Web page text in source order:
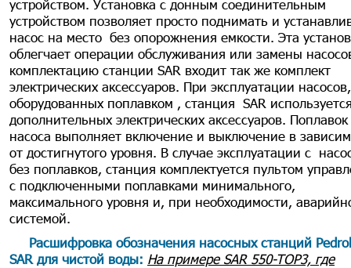
устройством. Установка с донным соединительным
устройством позволяет просто поднимать и
насос на место без опорожнения емкости. Эта
облегчает операции обслуживания или замены
комплектацию станции SAR входит так же комплект
электрических аксессуаров. При эксплуатации насосов,
оборудованных поплавком , станция SAR
дополнительных электрических аксессуаров. Поплавок
насоса выполняет включение и выключение в
от достигнутого уровня. В случае эксплуатации с
без поплавков, станция комплектуется пультом
с подключенными поплавками минимального,
максимального уровня и, при необходимости,
системой.
Расшифровка обозначения насосных станций
SAR для чистой воды: На примере SAR 550-TOP3, где